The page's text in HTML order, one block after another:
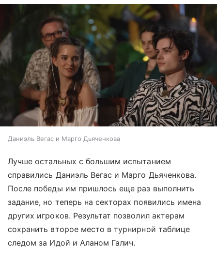
Даниэль Вегас и Марго Дьяченкова
Лучше остальных с большим испытанием
справились Даниэль Вегас и Марго Дьяченкова.
После победы им пришлось еще раз выполнить
задание, но теперь на секторах появились имена
других игроков. Результат позволил актерам
сохранить второе место в турнирной таблице
следом за Идой и Аланом Галич.